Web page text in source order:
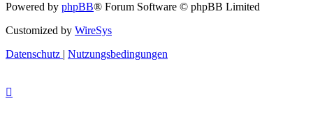
Powered by phpBB® Forum Software © phpBB Limited
Customized by WireSys
Datenschutz | Nutzungsbedingungen